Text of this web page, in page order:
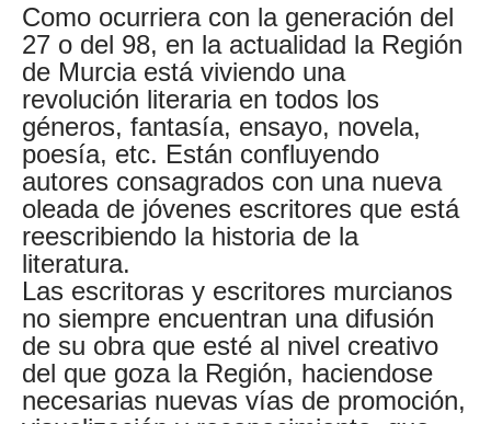
Como ocurriera con la generación del
27 o del 98, en la actualidad la Región
de Murcia está viviendo una
revolución literaria en todos los
géneros, fantasía, ensayo, novela,
poesía, etc. Están confluyendo
autores consagrados con una nueva
oleada de jóvenes escritores que está
reescribiendo la historia de la
literatura.
Las escritoras y escritores murcianos
no siempre encuentran una difusión
de su obra que esté al nivel creativo
del que goza la Región, haciendose
necesarias nuevas vías de promoción,